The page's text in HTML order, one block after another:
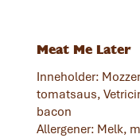
Meat Me Later
Inneholder:
tomatsaus,
bacon
Allergener: Melk,